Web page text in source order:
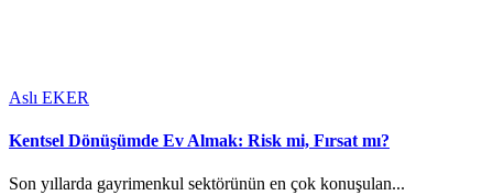
Aslı EKER
Kentsel Dönüşümde Ev Almak: Risk mi, Fırsat mı?
Son yıllarda gayrimenkul sektörünün en çok konuşulan...